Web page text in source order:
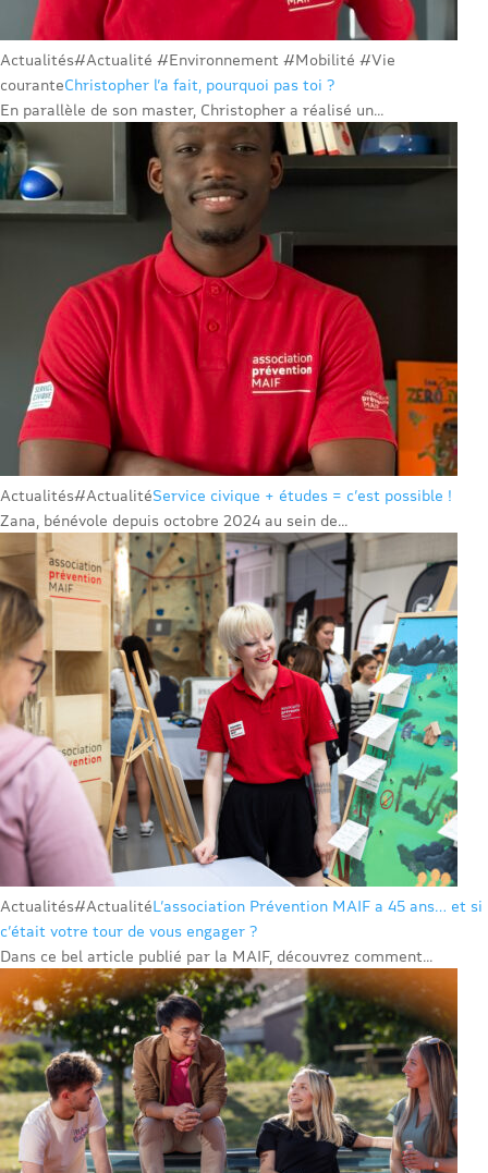
Actualités#Actualité #Environnement #Mobilité #Vie
couranteChristopher l’a fait, pourquoi pas toi ?
En parallèle de son master, Christopher a réalisé un...
Actualités#ActualitéService civique + études = c’est possible !
Zana, bénévole depuis octobre 2024 au sein de...
Actualités#ActualitéL’association Prévention MAIF a 45 ans… et si
c’était votre tour de vous engager ?
Dans ce bel article publié par la MAIF, découvrez comment...